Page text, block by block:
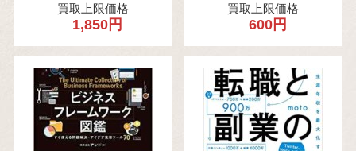
買取上限価格
1,850円
買取上限価格
600円